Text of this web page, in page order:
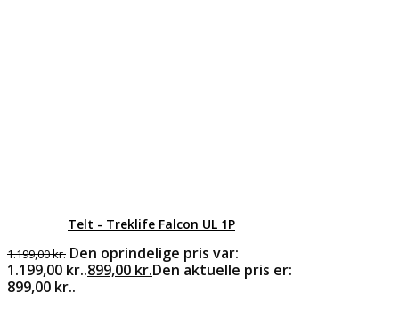
Telt - Treklife Falcon UL 1P
1.199,00kr. Den oprindelige pris var:
1.199,00 kr..899,00 kr.Den aktuelle pris er:
899,00 kr..